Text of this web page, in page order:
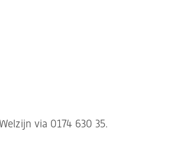
via 0174 630 35.